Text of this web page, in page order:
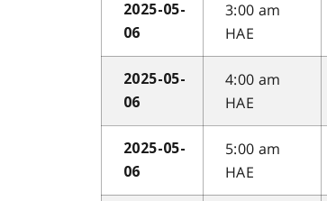
2025-05-
06
3:00 am
HAE
2025-05-
06
4:00 am
HAE
2025-05-
06
5:00 am
HAE